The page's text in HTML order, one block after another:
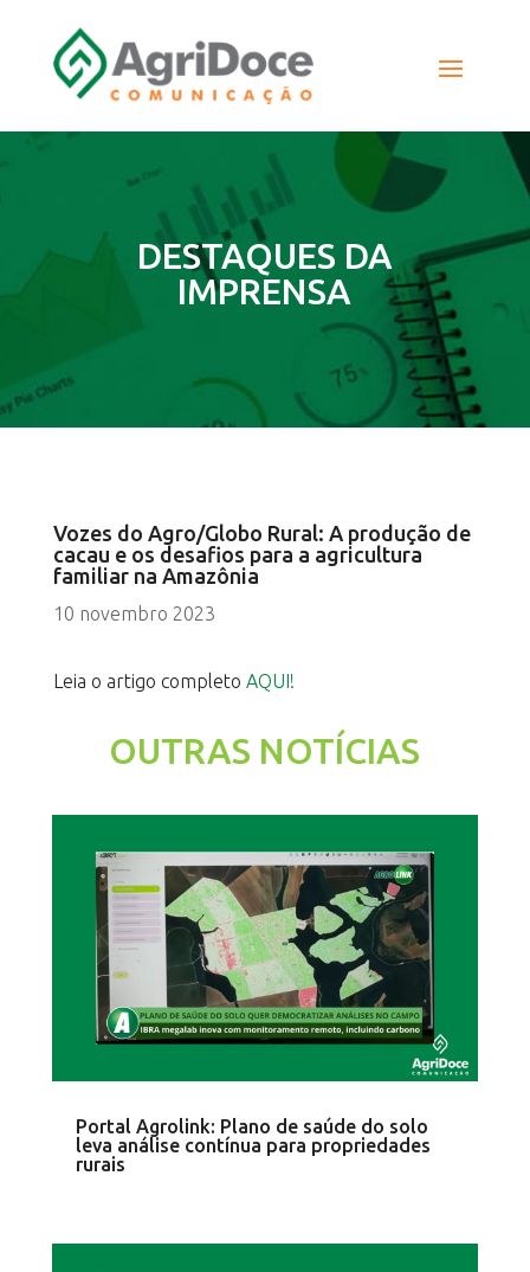
DESTAQUES DA
IMPRENSA
Vozes do Agro/Globo Rural: A produção de
cacau e os desafios para a agricultura
familiar na Amazônia
10 novembro 2023
Leia o artigo completo AQUI!
OUTRAS NOTÍCIAS
Portal Agrolink: Plano de saúde do solo
leva análise contínua para propriedades
rurais